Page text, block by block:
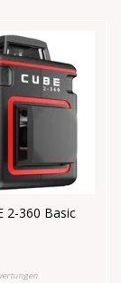
2-360 Basic